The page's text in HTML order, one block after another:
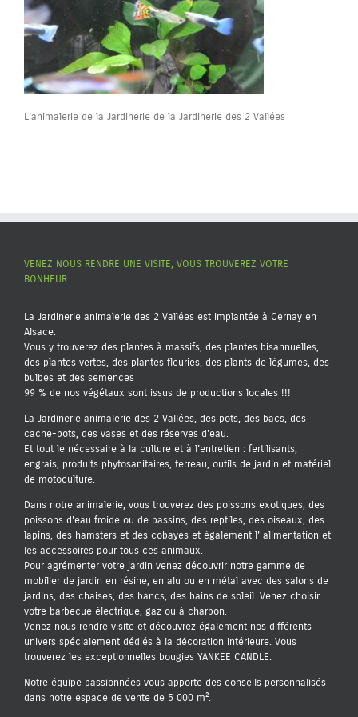
L’animalerie de la Jardinerie de la Jardinerie des 2 Vallées
VENEZ NOUS RENDRE UNE VISITE, VOUS TROUVEREZ VOTRE
BONHEUR
La Jardinerie animalerie des 2 Vallées est implantée à Cernay en
Alsace.
Vous y trouverez des plantes à massifs, des plantes bisannuelles,
des plantes vertes, des plantes fleuries, des plants de légumes, des
bulbes et des semences
99 % de nos végétaux sont issus de productions locales !!!
La Jardinerie animalerie des 2 Vallées, des pots, des bacs, des
cache-pots, des vases et des réserves d'eau.
Et tout le nécessaire à la culture et à l'entretien : fertilisants,
engrais, produits phytosanitaires, terreau, outils de jardin et matériel
de motoculture.
Dans notre animalerie, vous trouverez des poissons exotiques, des
poissons d'eau froide ou de bassins, des reptiles, des oiseaux, des
lapins, des hamsters et des cobayes et également l' alimentation et
les accessoires pour tous ces animaux.
Pour agrémenter votre jardin venez découvrir notre gamme de
mobilier de jardin en résine, en alu ou en métal avec des salons de
jardins, des chaises, des bancs, des bains de soleil. Venez choisir
votre barbecue électrique, gaz ou à charbon.
Venez nous rendre visite et découvrez également nos différents
univers spécialement dédiés à la décoration intérieure. Vous
trouverez les exceptionnelles bougies YANKEE CANDLE.
Notre équipe passionnées vous apporte des conseils personnalisés
dans notre espace de vente de 5 000 m².